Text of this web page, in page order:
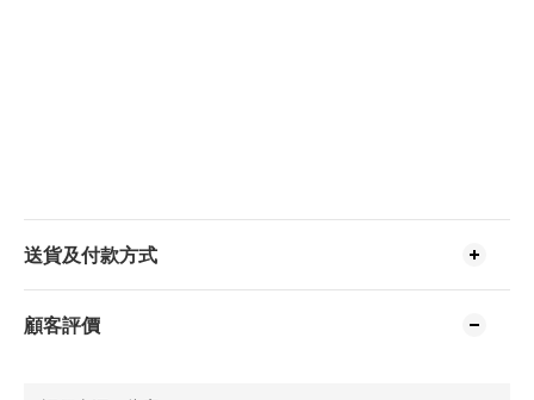
送貨及付款方式
顧客評價